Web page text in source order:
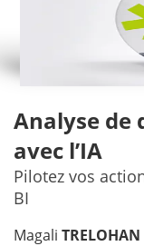
Analyse de
avec l’IA
Pilotez vos
BI
Magali TRELOHAN